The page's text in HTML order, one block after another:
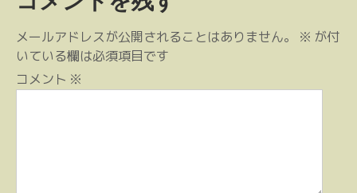
ビ
ゲ
ー
シ
メールアドレスが公開されることはありません。 ※ が付
いている欄は必須項目です
コメント ※